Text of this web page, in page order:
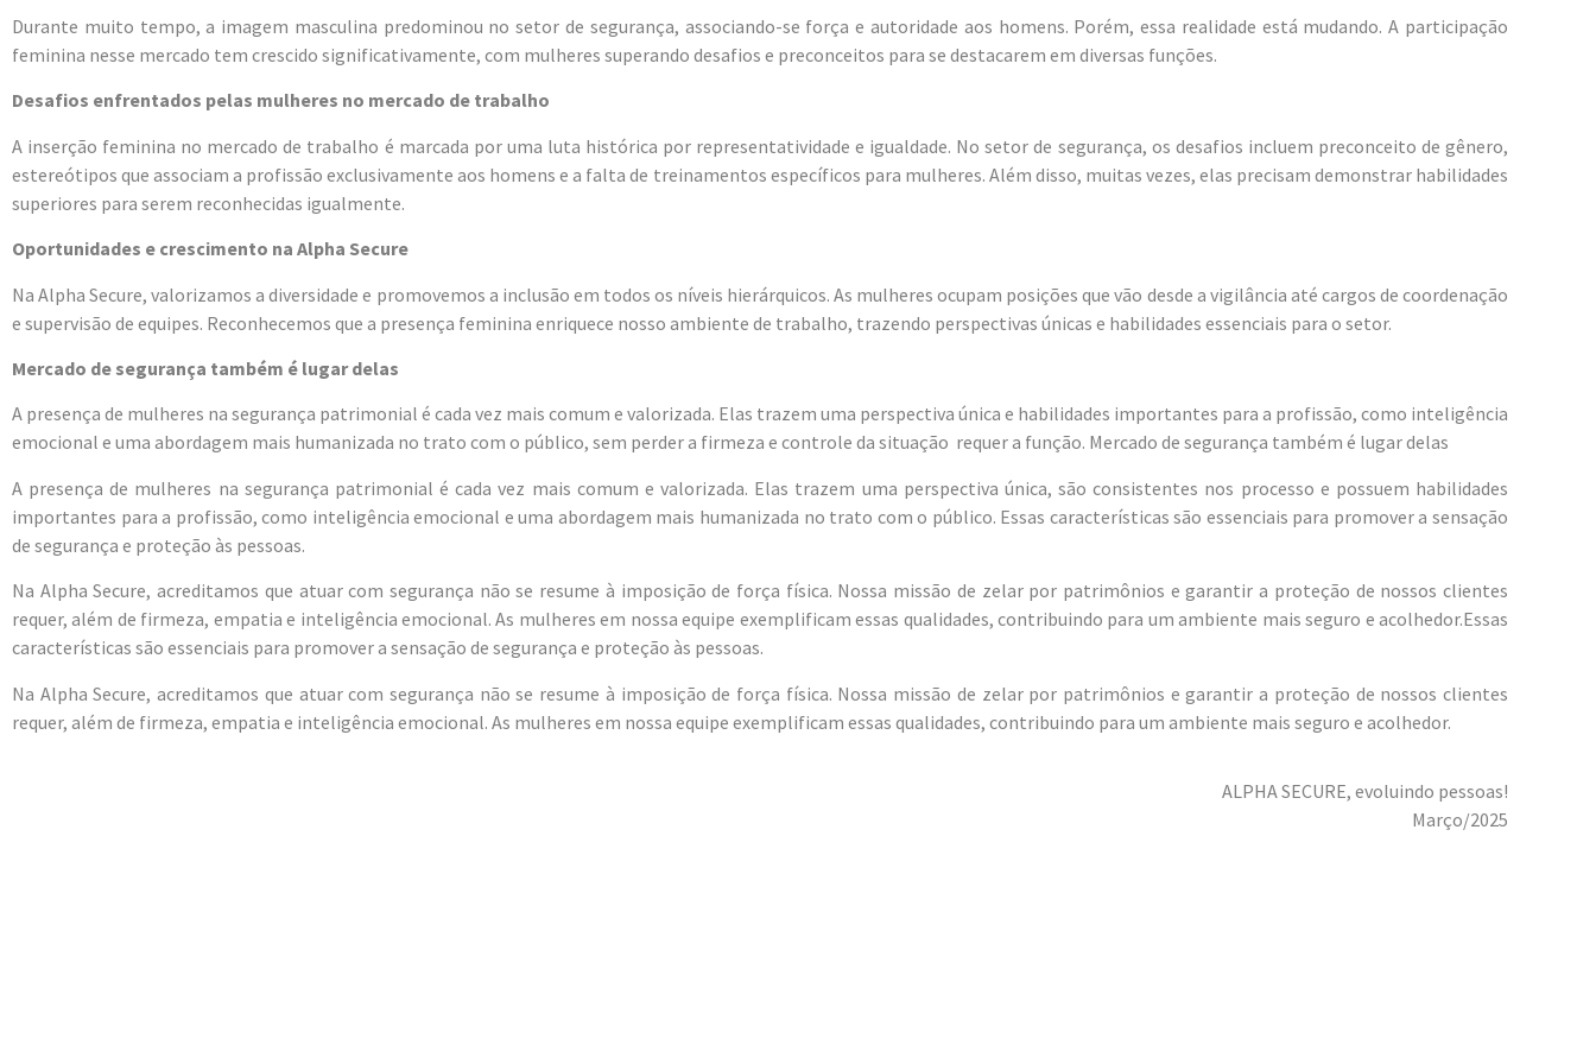
Durante muito tempo, a imagem masculina predominou no setor de segurança, associando-se força e autoridade aos homens. Porém, essa realidade está mudando. A participação
feminina nesse mercado tem crescido significativamente, com mulheres superando desafios e preconceitos para se destacarem em diversas funções.
Desafios enfrentados pelas mulheres no mercado de trabalho
A inserção feminina no mercado de trabalho é marcada por uma luta histórica por representatividade e igualdade. No setor de segurança, os desafios incluem preconceito de gênero,
estereótipos que associam a profissão exclusivamente aos homens e a falta de treinamentos específicos para mulheres. Além disso, muitas vezes, elas precisam demonstrar habilidades
superiores para serem reconhecidas igualmente.
Oportunidades e crescimento na Alpha Secure
Na Alpha Secure, valorizamos a diversidade e promovemos a inclusão em todos os níveis hierárquicos. As mulheres ocupam posições que vão desde a vigilância até cargos de coordenação
e supervisão de equipes. Reconhecemos que a presença feminina enriquece nosso ambiente de trabalho, trazendo perspectivas únicas e habilidades essenciais para o setor.
Mercado de segurança também é lugar delas
A presença de mulheres na segurança patrimonial é cada vez mais comum e valorizada. Elas trazem uma perspectiva única e habilidades importantes para a profissão, como inteligência
emocional e uma abordagem mais humanizada no trato com o público, sem perder a firmeza e controle da situação requer a função. Mercado de segurança também é lugar delas
A presença de mulheres na segurança patrimonial é cada vez mais comum e valorizada. Elas trazem uma perspectiva única, são consistentes nos processo e possuem habilidades
importantes para a profissão, como inteligência emocional e uma abordagem mais humanizada no trato com o público. Essas características são essenciais para promover a sensação
de segurança e proteção às pessoas.
Na Alpha Secure, acreditamos que atuar com segurança não se resume à imposição de força física. Nossa missão de zelar por patrimônios e garantir a proteção de nossos clientes
requer, além de firmeza, empatia e inteligência emocional. As mulheres em nossa equipe exemplificam essas qualidades, contribuindo para um ambiente mais seguro e acolhedor.Essas
características são essenciais para promover a sensação de segurança e proteção às pessoas.
Na Alpha Secure, acreditamos que atuar com segurança não se resume à imposição de força física. Nossa missão de zelar por patrimônios e garantir a proteção de nossos clientes
requer, além de firmeza, empatia e inteligência emocional. As mulheres em nossa equipe exemplificam essas qualidades, contribuindo para um ambiente mais seguro e acolhedor.
ALPHA SECURE, evoluindo pessoas!
Março/2025